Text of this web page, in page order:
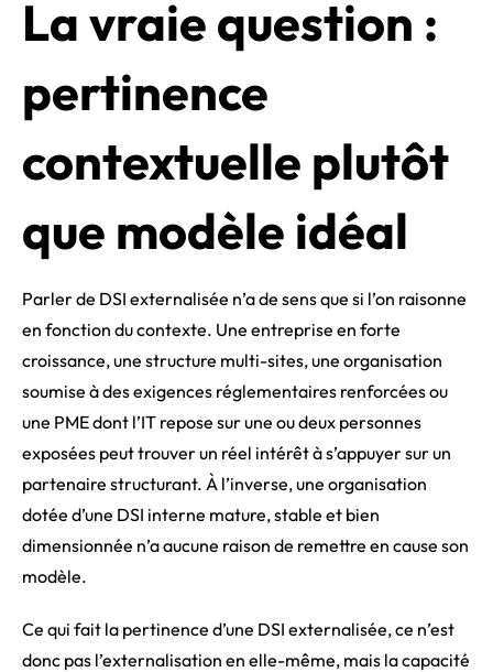
La vraie question :
pertinence
contextuelle plutôt
que modèle idéal
Parler de DSI externalisée n’a de sens que si l’on raisonne
en fonction du contexte. Une entreprise en forte
croissance, une structure multi-sites, une organisation
soumise à des exigences réglementaires renforcées ou
une PME dont l’IT repose sur une ou deux personnes
exposées peut trouver un réel intérêt à s’appuyer sur un
partenaire structurant. À l’inverse, une organisation
dotée d’une DSI interne mature, stable et bien
dimensionnée n’a aucune raison de remettre en cause son
modèle.
Ce qui fait la pertinence d’une DSI externalisée, ce n’est
donc pas l’externalisation en elle-même, mais la capacité